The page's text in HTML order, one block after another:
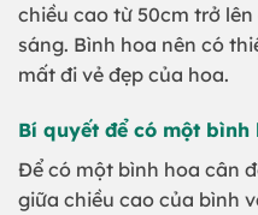
chiều cao từ 50cm trở
sáng. Bình hoa nên có
mất đi vẻ đẹp của hoa.
Bí quyết để có một bình
Để có một bình hoa cân
giữa chiều cao của bình